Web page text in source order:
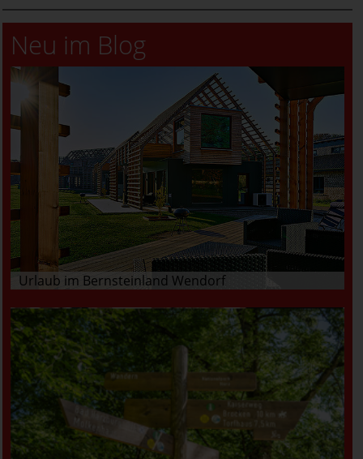
Neu im Blog
Urlaub im Bernsteinland Wendorf